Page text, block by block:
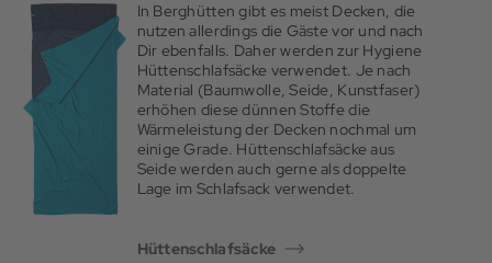
In Berghütten gibt es meist Decken, die
nutzen allerdings die Gäste vor und nach
Dir ebenfalls. Daher werden zur Hygiene
Hüttenschlafsäcke verwendet. Je nach
Material (Baumwolle, Seide, Kunstfaser)
erhöhen diese dünnen Stoffe die
Wärmeleistung der Decken nochmal um
einige Grade. Hüttenschlafsäcke aus
Seide werden auch gerne als doppelte
Lage im Schlafsack verwendet.
Hüttenschlafsäcke